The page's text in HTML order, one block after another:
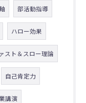
部活動指導
ハロー効果
スト＆スロー理論
自己肯定力
講演